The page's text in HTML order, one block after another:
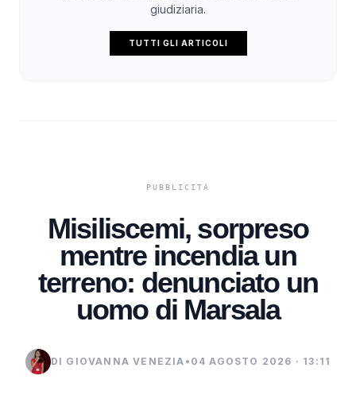
giudiziaria.
TUTTI GLI ARTICOLI
Misiliscemi, sorpreso
mentre incendia un
terreno: denunciato un
uomo di Marsala
DI GIOVANNA VENEZIA • 04 AGOSTO 2026 · 13:11